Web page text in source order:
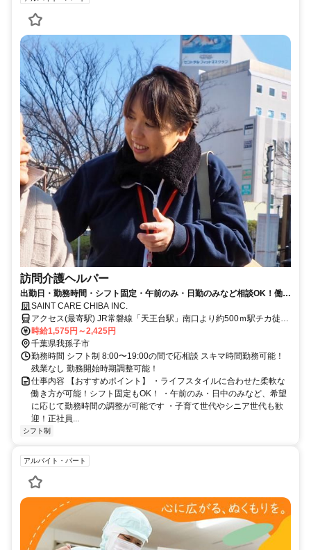
訪問介護ヘルパー
出勤日・勤務時間・シフト固定・午前のみ・日勤のみなど相談OK！働き
方に柔軟な職場です！
SAINT CARE CHIBA INC.
アクセス(最寄駅) JR常磐線「天王台駅」南口より約500ｍ駅チカ徒歩
6分 ＜受付窓口＞セントケア千葉株式会社 千葉県千葉市中央区新町1-
17 JPR千葉ビル12F
時給1,575円～2,425円
千葉県我孫子市
勤務時間 シフト制 8:00〜19:00の間で応相談 スキマ時間勤務可能！
残業なし 勤務開始時期調整可能！
仕事内容 【おすすめポイント】 ・ライフスタイルに合わせた柔軟な
働き方が可能！シフト固定もOK！ ・午前のみ・日中のみなど、希望
に応じて勤務時間の調整が可能です ・子育て世代やシニア世代も歓
迎！正社員...
シフト制
アルバイト・パート